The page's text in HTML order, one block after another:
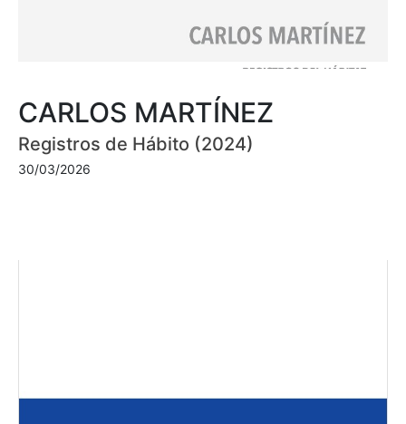
CARLOS MARTÍNEZ
Registros de Hábito (2024)
30/03/2026